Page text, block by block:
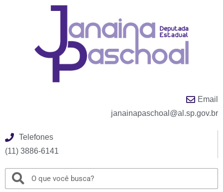
Email
janainapaschoal@al.sp.gov.br
Telefones
(11) 3886-6141